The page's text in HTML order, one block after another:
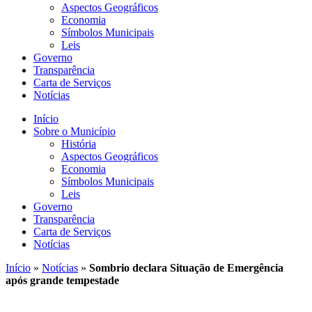
Aspectos Geográficos
Economia
Símbolos Municipais
Leis
Governo
Transparência
Carta de Serviços
Notícias
Início
Sobre o Município
História
Aspectos Geográficos
Economia
Símbolos Municipais
Leis
Governo
Transparência
Carta de Serviços
Notícias
Início » Notícias » Sombrio declara Situação de Emergência
após grande tempestade